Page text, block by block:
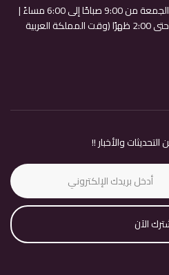
ساعات العمل: من الاثنين إلى الجمعة من 9:00 صباحًا إلى 6:00 مساءً |
السبت من الساعة 9:00 صباحًا حتى 2:00 ظهرًا (وقت المملكة العربية
والأخبار !!
الآن